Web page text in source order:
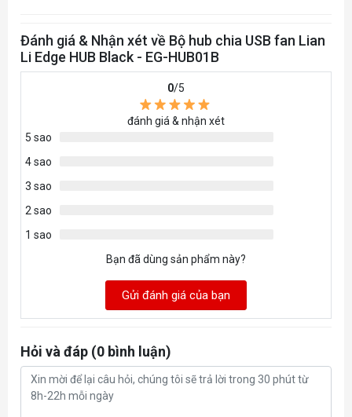
Đánh giá & Nhận xét về Bộ hub chia USB fan Lian
Li Edge HUB Black - EG-HUB01B
0/5
đánh giá & nhận xét
5 sao
4 sao
3 sao
2 sao
1 sao
Bạn đã dùng sản phẩm này?
Gửi đánh giá của bạn
Hỏi và đáp (0 bình luận)